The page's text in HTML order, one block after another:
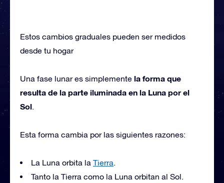
Estos cambios graduales pueden ser medidos
desde tu hogar
Una fase lunar es simplemente la forma que
resulta de la parte iluminada en la Luna por el
Sol.
Esta forma cambia por las siguientes razones:
La Luna orbita la Tierra.
Tanto la Tierra como la Luna orbitan al Sol.